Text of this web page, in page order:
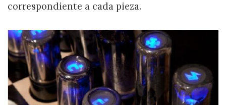
correspondiente a cada pieza.